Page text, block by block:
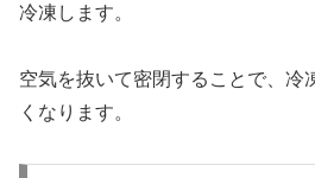
冷凍します。
空気を抜いて密閉することで、冷
くなります。